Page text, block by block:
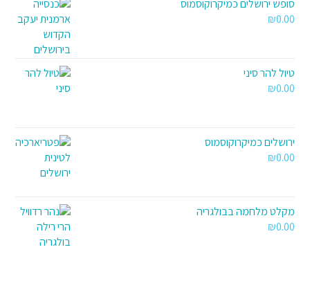
סופש ירושלים כמיקרוקוסמוס
₪0.00
טיול להר סיני
₪0.00
ירושלים כמיקרוקוסמוס
₪0.00
מקלט מלחמה בבולגריה
₪0.00